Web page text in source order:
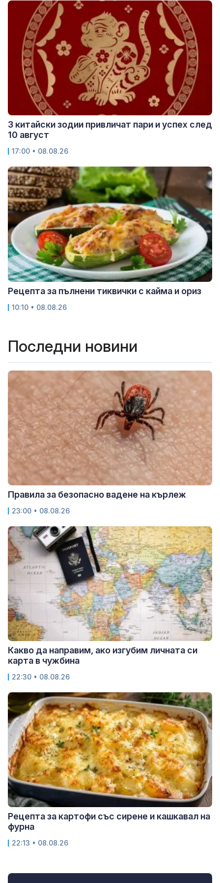
3 китайски зодии привличат пари и успех след
10 август
17:00 • 08.08.26
Рецепта за пълнени тиквички с кайма и ориз
10:10 • 08.08.26
Последни новини
Правила за безопасно вадене на кърлеж
23:00 • 08.08.26
Какво да направим, ако изгубим личната си
карта в чужбина
22:30 • 08.08.26
Рецепта за картофи със сирене и кашкавал на
фурна
22:13 • 08.08.26